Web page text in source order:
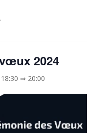
2024
⇒ 20:00